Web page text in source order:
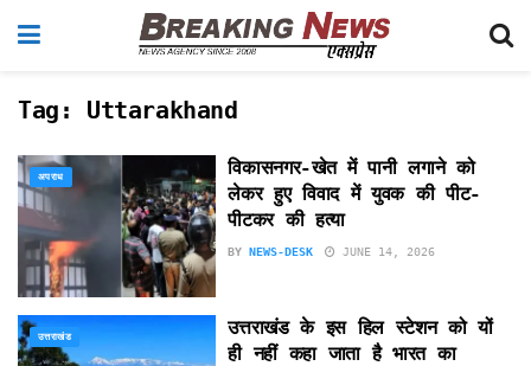
Tag: Uttarakhand
अपराध
विकासनगर-खेत में पानी लगाने को
लेकर हुए विवाद में युवक की पीट-
पीटकर की हत्या
BY NEWS-DESK JUNE 14, 2026
उत्तराखंड
उत्तराखंड के इस हिल स्टेशन को यों
ही नहीं कहा जाता है भारत का